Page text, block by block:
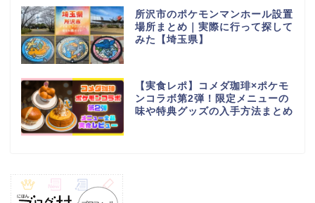
所沢市のポケモンマンホール設置
場所まとめ｜実際に行って探して
みた【埼玉県】
【実食レポ】コメダ珈琲×ポケモ
ンコラボ第2弾！限定メニューの
味や特典グッズの入手方法まとめ